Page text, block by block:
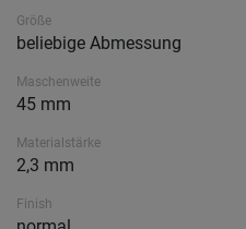
Größe
beliebige Abmessung
Maschenweite
45 mm
Materialstärke
2,3 mm
Finish